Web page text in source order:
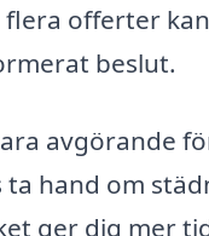
offerter
beslut.
avgörande
hand om
ger dig mer